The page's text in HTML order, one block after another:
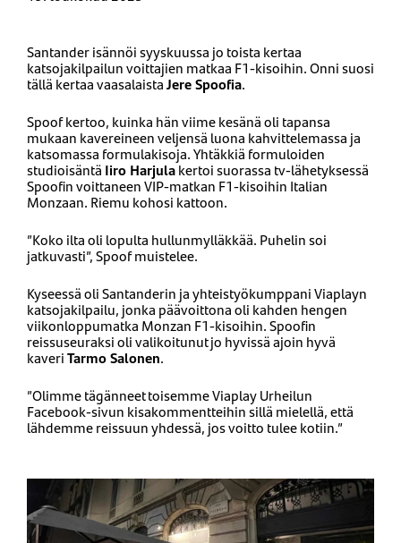
Santander isännöi syyskuussa jo toista kertaa
katsojakilpailun voittajien matkaa F1-kisoihin. Onni suosi
tällä kertaa vaasalaistaJere Spoofia.
Spoof kertoo, kuinka hän viime kesänä oli tapansa
mukaan kavereineen veljensä luona kahvittelemassa ja
katsomassa formulakisoja. Yhtäkkiä formuloiden
studioisäntä Iiro Harjulakertoi suorassa tv-lähetyksessä
Spoofin voittaneen VIP-matkan F1-kisoihin Italian
Monzaan. Riemu kohosi kattoon.
”Koko ilta oli lopulta hullunmylläkkää. Puhelin soi
jatkuvasti”, Spoof muistelee.
Kyseessä oli Santanderin ja yhteistyökumppani Viaplayn
katsojakilpailu, jonka päävoittona oli kahden hengen
viikonloppumatka Monzan F1-kisoihin. Spoofin
reissuseuraksi oli valikoitunut jo hyvissä ajoin hyvä
kaveriTarmo Salonen.
”Olimme tägänneet toisemme Viaplay Urheilun
Facebook-sivun kisakommentteihin sillä mielellä, että
lähdemme reissuun yhdessä, jos voitto tulee kotiin.”